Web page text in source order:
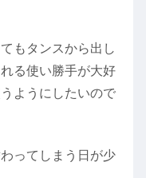
もタンスから出し
る使い勝手が大好
ようにしたいので
ってしまう日が少